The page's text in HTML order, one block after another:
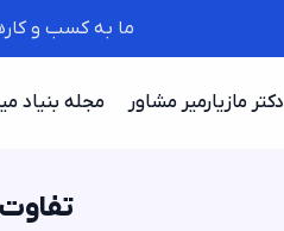
ما به کسب و
دکتر مازیارمیر مشاور مجله بنیاد